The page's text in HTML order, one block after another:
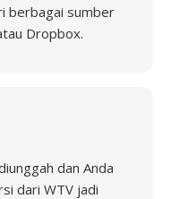
berbagai sumber
Dropbox.
dan Anda
dari WTV jadi